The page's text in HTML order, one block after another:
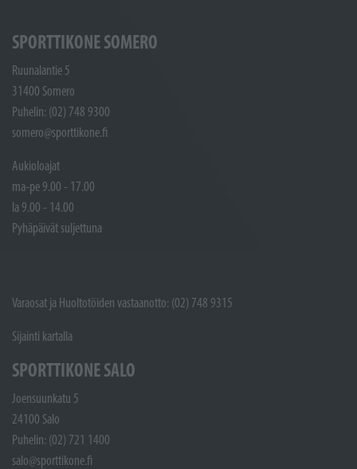
SPORTTIKONE SOMERO
Ruunalantie 5
31400 Somero
Puhelin: (02) 748 9300
somero@sporttikone.fi
Aukioloajat
ma-pe 9.00 - 17.00
la 9.00 - 14.00
Pyhäpäivät suljettuna
Varaosat ja Huoltotöiden vastaanotto: (02) 748 9315
Sijainti kartalla
SPORTTIKONE SALO
Joensuunkatu 5
24100 Salo
Puhelin: (02) 721 1400
salo@sporttikone.fi